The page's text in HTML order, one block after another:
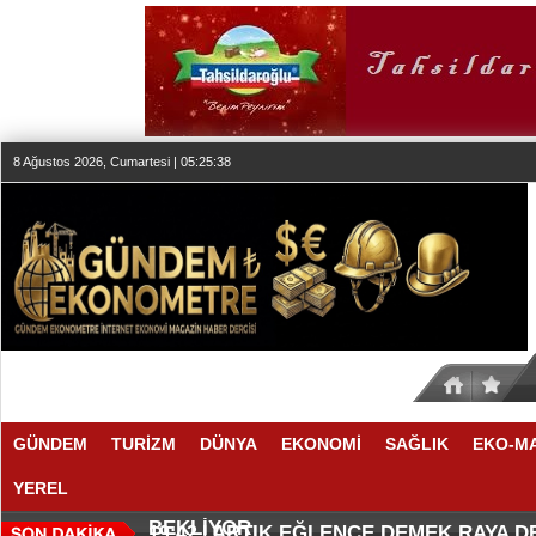
8 Ağustos 2026, Cumartesi | 05:25:39
GÜNDEM TURİZM DÜNYA EKONOMİ SAĞLIK EKO-
YEREL
20:00 |SEKTÖR, İSTİKRARLI BÜYÜME
BEKLİYOR
19:58 |MAKYÖZ CANSU DURKUN'DAN